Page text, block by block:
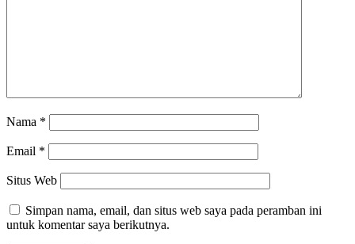
Nama *
Email *
Situs Web
Simpan nama, email, dan situs web saya pada peramban ini
untuk komentar saya berikutnya.